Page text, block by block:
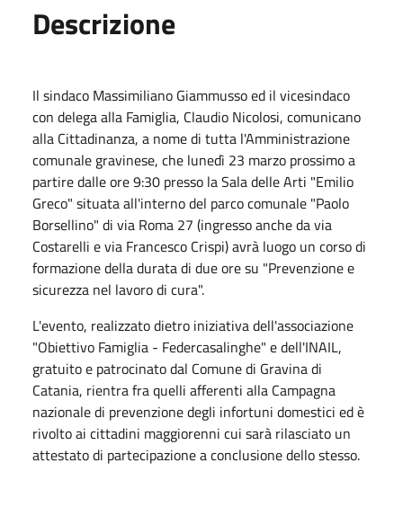
Descrizione
Il sindaco Massimiliano Giammusso ed il vicesindaco
con delega alla Famiglia, Claudio Nicolosi, comunicano
alla Cittadinanza, a nome di tutta l'Amministrazione
comunale gravinese, che lunedì 23 marzo prossimo a
partire dalle ore 9:30 presso la Sala delle Arti "Emilio
Greco" situata all'interno del parco comunale "Paolo
Borsellino" di via Roma 27 (ingresso anche da via
Costarelli e via Francesco Crispi) avrà luogo un corso di
formazione della durata di due ore su "Prevenzione e
sicurezza nel lavoro di cura".
L'evento, realizzato dietro iniziativa dell'associazione
"Obiettivo Famiglia - Federcasalinghe" e dell'INAIL,
gratuito e patrocinato dal Comune di Gravina di
Catania, rientra fra quelli afferenti alla Campagna
nazionale di prevenzione degli infortuni domestici ed è
rivolto ai cittadini maggiorenni cui sarà rilasciato un
attestato di partecipazione a conclusione dello stesso.